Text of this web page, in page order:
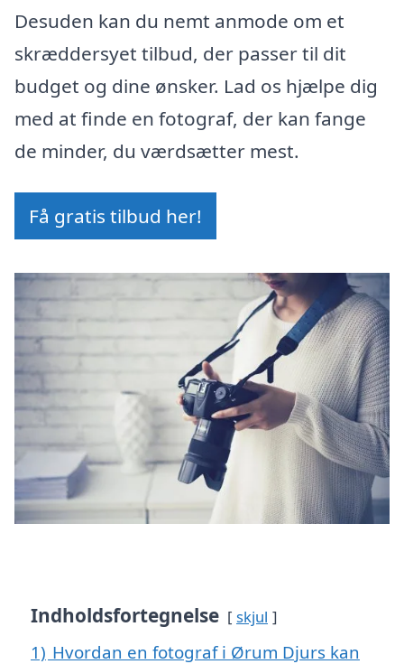
Desuden kan du nemt anmode om et
skræddersyet tilbud, der passer til dit
budget og dine ønsker. Lad os hjælpe dig
med at finde en fotograf, der kan fange
de minder, du værdsætter mest.
Få gratis tilbud her!
Indholdsfortegnelse skjul
1) Hvordan en fotograf i Ørum Djurs kan